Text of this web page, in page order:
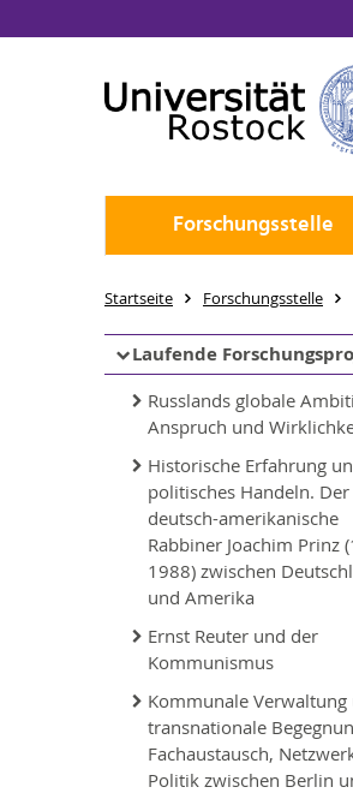
Forschungsstelle
Startseite Forschungsstelle
Laufende
Russlands globale
Anspruch und
Historische Erfahrung
politisches Handeln. Der
deutsch-amerikanische
Rabbiner Joachim Prinz
1988) zwischen
und Amerika
Ernst Reuter und der
Kommunismus
Kommunale Verwaltung
transnationale
Fachaustausch,
Politik zwischen Berlin